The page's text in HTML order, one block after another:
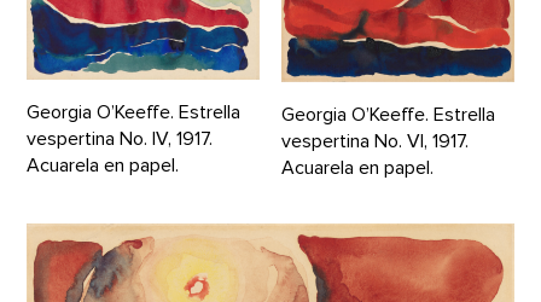
Georgia O’Keeffe. Estrella
vespertina No. IV, 1917.
Acuarela en papel.
Georgia O’Keeffe. Estrella
vespertina No. VI, 1917.
Acuarela en papel.